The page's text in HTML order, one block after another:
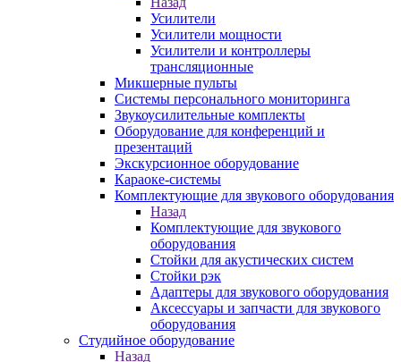
Усилители
Усилители мощности
Усилители и контроллеры
трансляционные
Микшерные пульты
Системы персонального мониторинга
Звукоусилительные комплекты
Оборудование для конференций и
презентаций
Экскурсионное оборудование
Караоке-системы
Комплектующие для звукового оборудования
Назад
Комплектующие для звукового
оборудования
Стойки для акустических систем
Стойки рэк
Адаптеры для звукового оборудования
Аксессуары и запчасти для звукового
оборудования
Студийное оборудование
Назад